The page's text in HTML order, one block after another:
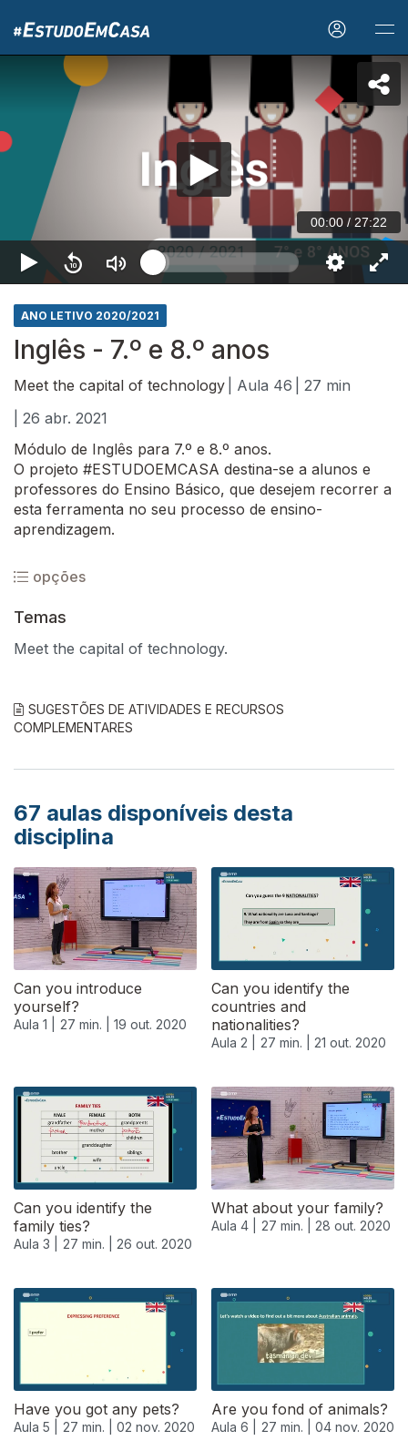
00:00 / 27:22
ANO LETIVO 2020/2021
Inglês - 7.º e 8.º anos
Meet the capital of technology | Aula 46
| 27 min
| 26 abr. 2021
Módulo de Inglês para 7.º e 8.º anos.
O projeto #ESTUDOEMCASA destina-se a alunos e
professores do Ensino Básico, que desejem recorrer a
esta ferramenta no seu processo de ensino-
aprendizagem.
opções
Temas
Meet the capital of technology.
SUGESTÕES DE ATIVIDADES E RECURSOS
COMPLEMENTARES
67 aulas disponíveis desta
disciplina
Can you introduce
yourself?
Aula 1 | 27 min. | 19 out. 2020
Can you identify the
countries and
nationalities?
Aula 2 | 27 min. | 21 out. 2020
Can you identify the
family ties?
Aula 3 | 27 min. | 26 out. 2020
What about your family?
Aula 4 | 27 min. | 28 out. 2020
Have you got any pets?
Aula 5 | 27 min. | 02 nov. 2020
Are you fond of animals?
Aula 6 | 27 min. | 04 nov. 2020